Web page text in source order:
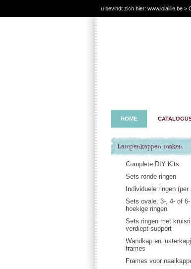
u bevindt zich hier: www.lolalilie.be >
HOME
Lampenkappen maken
Complete DIY Kits
Sets ronde ringen
Individuele ringen
Sets ovale, 3-, 4- of 6-
hoekige ringen
Sets ringen met
verdiept support
Wandkap en
frames
Frames voor